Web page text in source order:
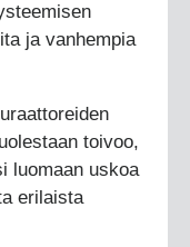
ja vanhempia
toivoo,
luomaan uskoa
erilaista